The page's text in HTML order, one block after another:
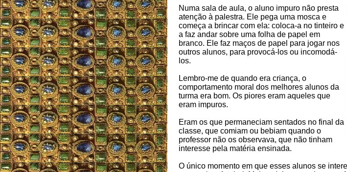
Numa sala de aula, o aluno impuro não presta
atenção à palestra. Ele pega uma mosca e
começa a brincar com ela: coloca-a no tinteiro e
a faz andar sobre uma folha de papel em
branco. Ele faz maços de papel para jogar nos
outros alunos, para provocá-los ou incomodá-
los.
Lembro-me de quando era criança, o
comportamento moral dos melhores alunos da
turma era bom. Os piores eram aqueles que
eram impuros.
Eram os que permaneciam sentados no final da
classe, que comiam ou bebiam quando o
professor não os observava, que não tinham
interesse pela matéria ensinada.
O único momento em que esses alunos se